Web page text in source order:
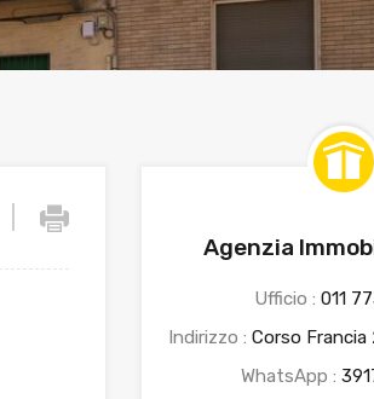
Agenzia
Ufficio :011
Indirizzo : Corso Francia
WhatsApp :